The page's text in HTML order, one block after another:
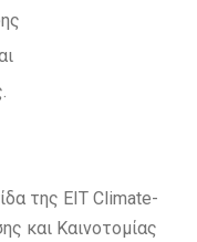
της EIT Climate-
και Καινοτομίας